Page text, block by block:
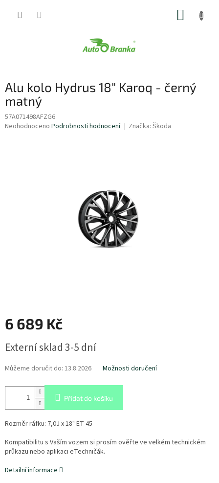
Alu kolo Hydrus 18" Karoq - černý
matný
57A071498AFZG6
Průměrné
Neohodnoceno Podrobnosti hodnocení Značka: Škoda
6 689 Kč
cena:
Externí sklad 3-5 dní
Můžeme doručit do: 13.8.2026 Možnosti doručení
Přidat do košíku
Rozměr ráfku: 7,0J x 18" ET 45
Kompatibilitu s Vaším vozem si prosím ověřte ve velkém technickém
průkazu nebo aplikaci eTechničák.
Detailní informace